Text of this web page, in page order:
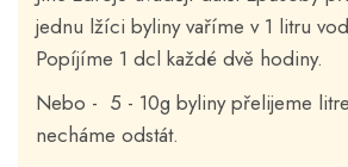
jednu lžíci byliny vaříme v 1 litru
Popíjíme 1 dcl každé dvě hodiny.
Nebo - 5 - 10g byliny přelijeme
necháme odstát.